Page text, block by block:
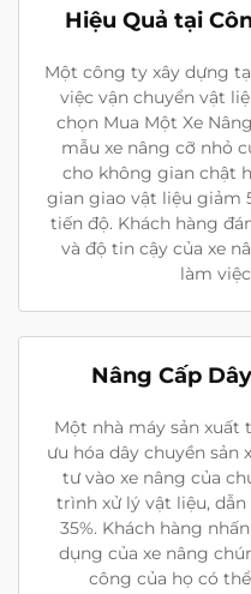
Hiệu Quả tại
Một công ty xây dựng
việc vận chuyển vật
chọn Mua Một Xe
mẫu xe nâng cỡ nhỏ
cho không gian chật
gian giao vật liệu giảm
tiến độ. Khách hàng
và độ tin cậy của xe
làm
Nâng Cấp
Một nhà máy sản xuất
ưu hóa dây chuyền sản
tư vào xe nâng của
trình xử lý vật liệu,
35%. Khách hàng
dụng của xe nâng
công của họ có